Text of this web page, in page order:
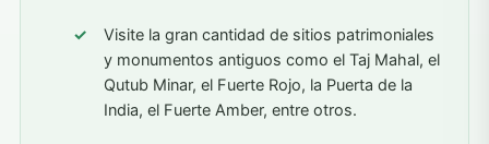
Visite la gran cantidad de sitios patrimoniales
y monumentos antiguos como el Taj Mahal, el
Qutub Minar, el Fuerte Rojo, la Puerta de la
India, el Fuerte Amber, entre otros.